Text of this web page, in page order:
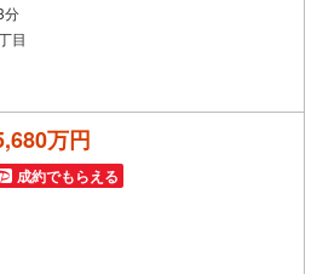
3分
目
万円
成約でもらえる